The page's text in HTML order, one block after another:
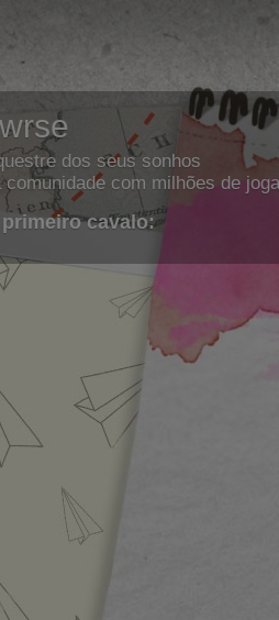
dos seus sonhos
comunidade com milhões de
cavalo: